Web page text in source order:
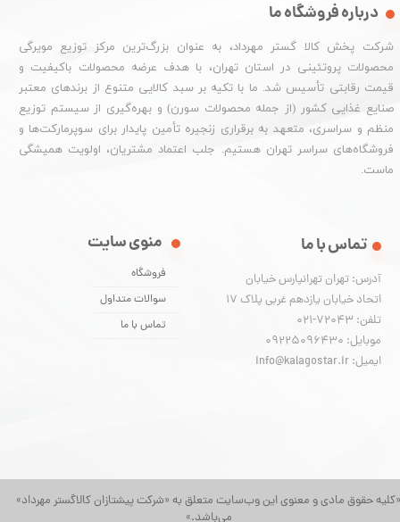
حقوق مادی و معنوی این وب‌سایت متعلق به «شرکت پیشتازان کالاگستر مهرداد»
می‌باشد.»
درباره فروشگاه ما
شرکت پخش کالا گستر مهرداد، به عنوان بزرگ‌ترین مرکز توزیع مویرگی
محصولات پروتئینی در استان تهران، با هدف عرضه محصولات باکیفیت و
قیمت رقابتی تأسیس شد. ما با تکیه بر سبد کالایی متنوع از برندهای معتبر
صنایع غذایی کشور (از جمله محصولات سورن) و بهره‌گیری از سیستم توزیع
منظم و سراسری، متعهد به برقراری زنجیره تأمین پایدار برای سوپرمارکت‌ها و
فروشگاه‌های سراسر تهران هستیم. جلب اعتماد مشتریان، اولویت همیشگی
ماست.
منوی سایت
فروشگاه
سوالات متداول
تماس با ما
تماس با ما
آدرس: تهران تهرانپارس خیابان
اتحاد خیابان یازدهم غربی پلاک ۱۷
تلفن: 72043-021
موبایل: 09225096430
ایمیل: info@kalagostar.ir